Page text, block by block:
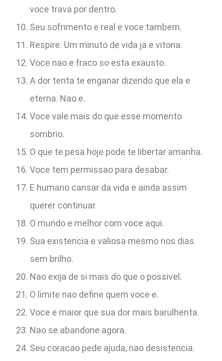
voce trava por dentro.
Seu sofrimento e real e voce tambem.
Respire. Um minuto de vida ja e vitoria.
Voce nao e fraco so esta exausto.
A dor tenta te enganar dizendo que ela e
eterna. Nao e.
Voce vale mais do que esse momento
sombrio.
O que te pesa hoje pode te libertar amanha.
Voce tem permissao para desabar.
E humano cansar da vida e ainda assim
querer continuar.
O mundo e melhor com voce aqui.
Sua existencia e valiosa mesmo nos dias
sem brilho.
Nao exija de si mais do que o possivel.
O limite nao define quem voce e.
Voce e maior que sua dor mais barulhenta.
Nao se abandone agora.
Seu coracao pede ajuda, nao desistencia.